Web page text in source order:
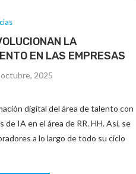
LA
EN LAS EMPRESAS
2025
digital del área de talento con
IA en el área de RR. HH. Así, se
a lo largo de todo su ciclo